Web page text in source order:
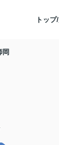
トップ/
岡